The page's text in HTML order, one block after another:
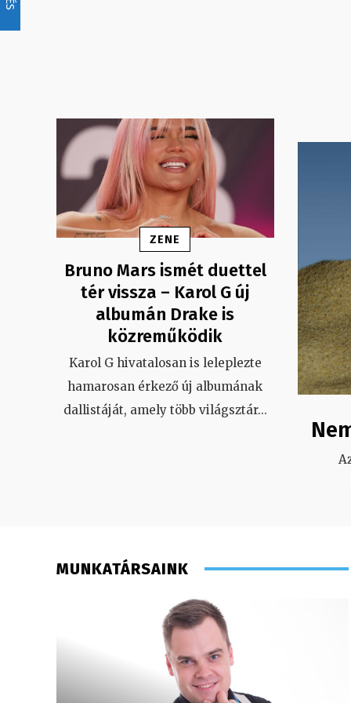
ZENE
Bruno Mars ismét duettel
tér vissza – Karol G új
albumán Drake is
közreműködik
Karol G hivatalosan is leleplezte
hamarosan érkező új albumának
dallistáját, amely több világsztár...
MUNKATÁRSAINK